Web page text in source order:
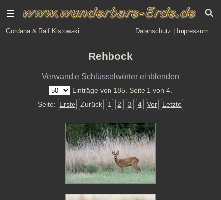
Gordana & Ralf Kistowski Datenschutz Impressum
Rehbock
Verwandte Schlüsselwörter einblenden
Einträge von 185. Seite 1 von 4.
Seite: Erste Zurück 1 2 3 4 Vor Letzte